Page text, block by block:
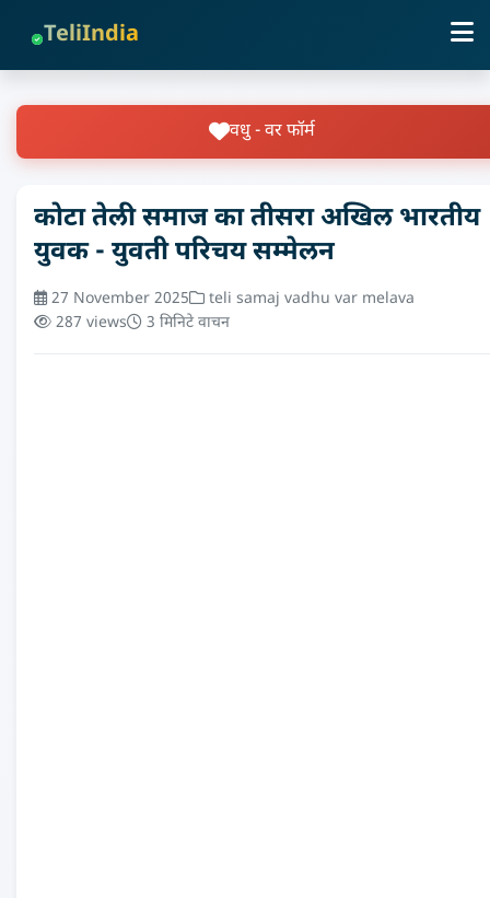
TeliIndia
वधु - वर फॉर्म
कोटा तेली समाज का तीसरा अखिल भारतीय
युवक - युवती परिचय सम्मेलन
27 November 2025
teli samaj vadhu var melava
287 views
3 मिनिटे वाचन